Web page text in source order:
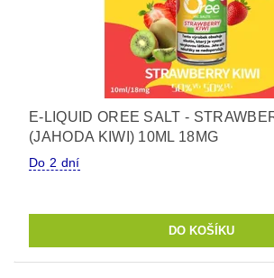
E-LIQUID OREE SALT -
(JAHODA KIWI) 10ML 18MG
Do 2 dní